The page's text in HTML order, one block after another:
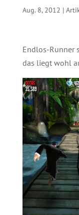
Aug. 8, 2012 |
Endlos-Runner
das liegt wohl